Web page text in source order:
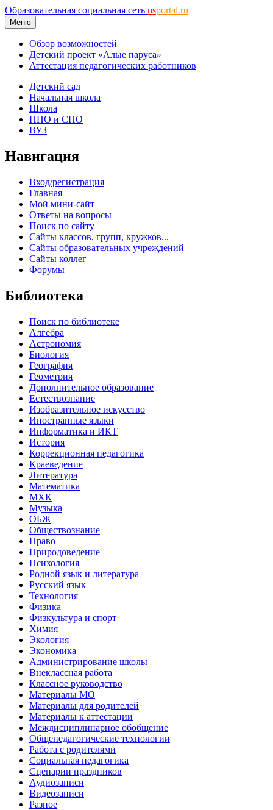
Образовательная социальная сеть nsportal.ru
Меню
Обзор возможностей
Детский проект «Алые паруса»
Аттестация педагогических работников
Детский сад
Начальная школа
Школа
НПО и СПО
ВУЗ
Навигация
Вход/регистрация
Главная
Мой мини-сайт
Ответы на вопросы
Поиск по сайту
Сайты классов, групп, кружков...
Сайты образовательных учреждений
Сайты коллег
Форумы
Библиотека
Поиск по библиотеке
Алгебра
Астрономия
Биология
География
Геометрия
Дополнительное образование
Естествознание
Изобразительное искусство
Иностранные языки
Информатика и ИКТ
История
Коррекционная педагогика
Краеведение
Литература
Математика
МХК
Музыка
ОБЖ
Обществознание
Право
Природоведение
Психология
Родной язык и литература
Русский язык
Технология
Физика
Физкультура и спорт
Химия
Экология
Экономика
Администрирование школы
Внеклассная работа
Классное руководство
Материалы МО
Материалы для родителей
Материалы к аттестации
Междисциплинарное обобщение
Общепедагогические технологии
Работа с родителями
Социальная педагогика
Сценарии праздников
Аудиозаписи
Видеозаписи
Разное